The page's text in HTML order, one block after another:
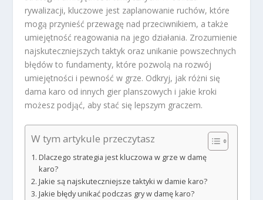
rywalizacji, kluczowe jest zaplanowanie ruchów, które
mogą przynieść przewagę nad przeciwnikiem, a także
umiejętność reagowania na jego działania. Zrozumienie
najskuteczniejszych taktyk oraz unikanie powszechnych
błędów to fundamenty, które pozwolą na rozwój
umiejętności i pewność w grze. Odkryj, jak różni się
dama karo od innych gier planszowych i jakie kroki
możesz podjąć, aby stać się lepszym graczem.
W tym artykule przeczytasz
Dlaczego strategia jest kluczowa w grze w damę
karo?
Jakie są najskuteczniejsze taktyki w damie karo?
Jakie błędy unikać podczas gry w damę karo?